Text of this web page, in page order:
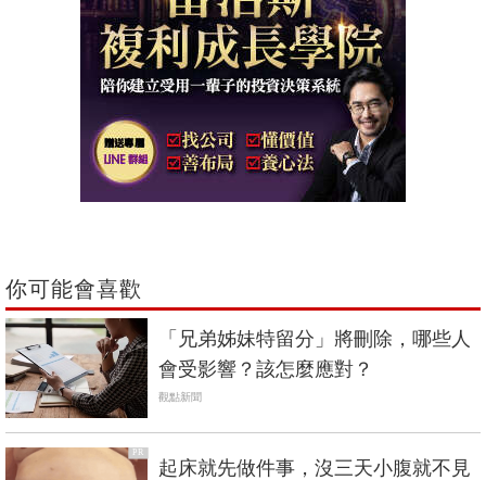
你可能會喜歡
「兄弟姊妹特留分」將刪除，哪些人
會受影響？該怎麼應對？
觀點新聞
PR
起床就先做件事，沒三天小腹就不見